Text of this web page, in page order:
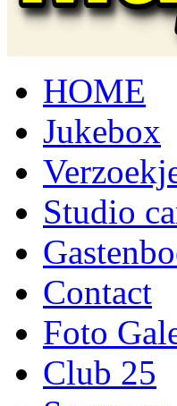
HOME
Jukebox
Studio
Contact
Foto
Club 25